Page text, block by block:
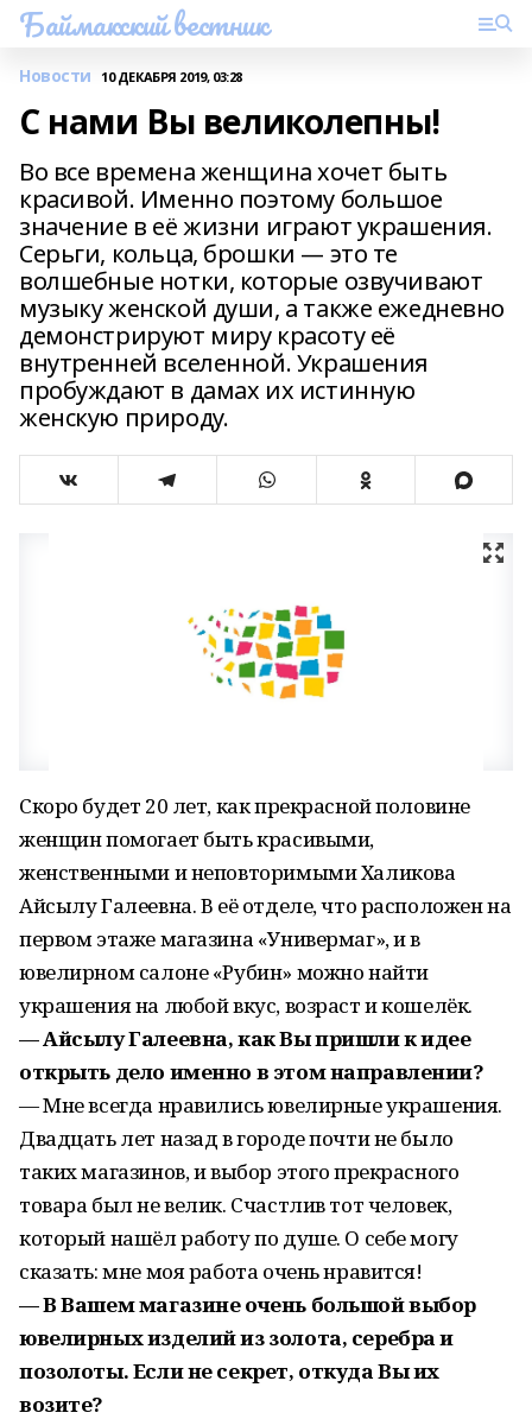
Баймакский вестник
Новости 10 ДЕКАБРЯ 2019, 03:28
С нами Вы великолепны!
Во все времена женщина хочет быть
красивой. Именно поэтому большое
значение в её жизни играют украшения.
Серьги, кольца, брошки — это те
волшебные нотки, которые озвучивают
музыку женской души, а также ежедневно
демонстрируют миру красоту её
внутренней вселенной. Украшения
пробуждают в дамах их истинную
женскую природу.
Скоро будет 20 лет, как прекрасной половине
женщин помогает быть красивыми,
женственными и неповторимыми Халикова
Айсылу Галеевна. В её отделе, что расположен на
первом этаже магазина «Универмаг», и в
ювелирном салоне «Рубин» можно найти
украшения на любой вкус, возраст и кошелёк.
— Айсылу Галеевна, как Вы пришли к идее
открыть дело именно в этом направлении?
— Мне всегда нравились ювелирные украшения.
Двадцать лет назад в городе почти не было
таких магазинов, и выбор этого прекрасного
товара был не велик. Счастлив тот человек,
который нашёл работу по душе. О себе могу
сказать: мне моя работа очень нравится!
— В Вашем магазине очень большой выбор
ювелирных изделий из золота, серебра и
позолоты. Если не секрет, откуда Вы их
возите?